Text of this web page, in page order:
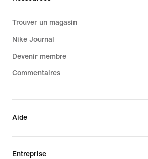
Trouver un magasin
Nike Journal
Devenir membre
Commentaires
Aide
Entreprise